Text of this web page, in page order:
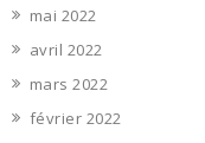
mai 2022
avril 2022
mars 2022
février 2022